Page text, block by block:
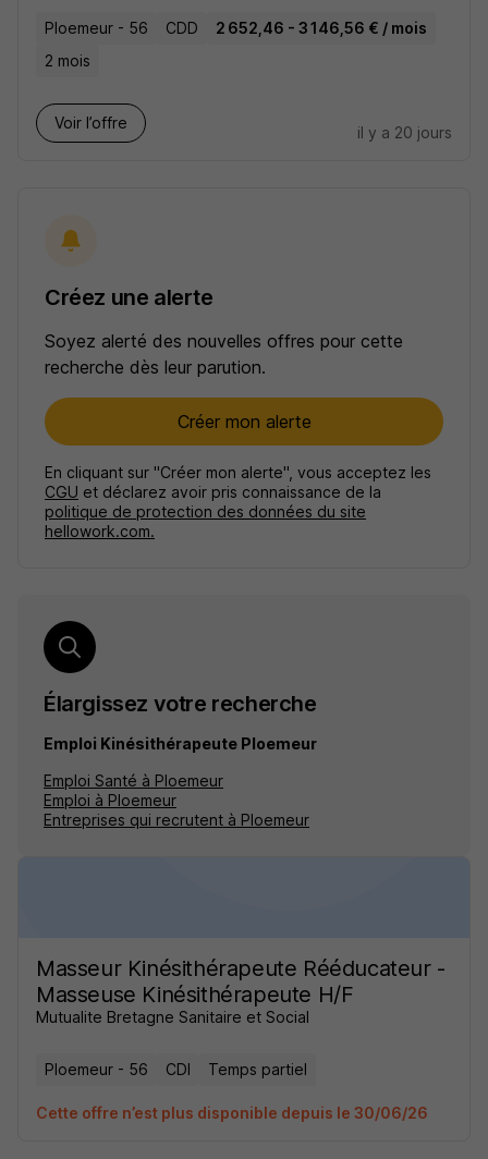
Ploemeur - 56 CDD
2 652,46 - 3 146,56 € / mois
2 mois
Voir l’offre
il y a 20 jours
Créez une alerte
Soyez alerté des nouvelles offres pour cette
recherche dès leur parution.
Créer mon alerte
En cliquant sur "Créer mon alerte", vous acceptez les
CGU et déclarez avoir pris connaissance de la
politique de protection des données du site
hellowork.com.
Élargissez votre recherche
Emploi Kinésithérapeute Ploemeur
Emploi Santé à Ploemeur
Emploi à Ploemeur
Entreprises qui recrutent à Ploemeur
Masseur Kinésithérapeute Rééducateur -
Masseuse Kinésithérapeute H/F
Mutualite Bretagne Sanitaire et Social
Ploemeur - 56 CDI Temps partiel
Cette offre n’est plus disponible depuis le 30/06/26